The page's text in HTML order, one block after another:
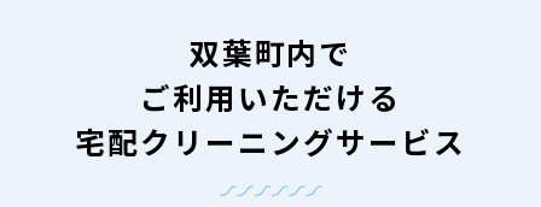
双葉町内で
ご利用いただける
宅配クリーニングサービス